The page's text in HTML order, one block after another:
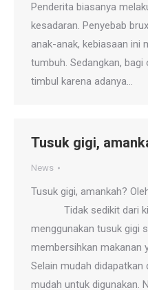
Penderita biasanya
kesadaran. Penyebab
anak-anak, kebiasaan ini
tumbuh. Sedangkan,
timbul karena adanya…
Tusuk gigi,
News
Tusuk gigi, amankah?
Tidak sedikit dari
menggunakan tusuk gigi
membersihkan makanan
Selain mudah didapatkan
mudah untuk digunakan.